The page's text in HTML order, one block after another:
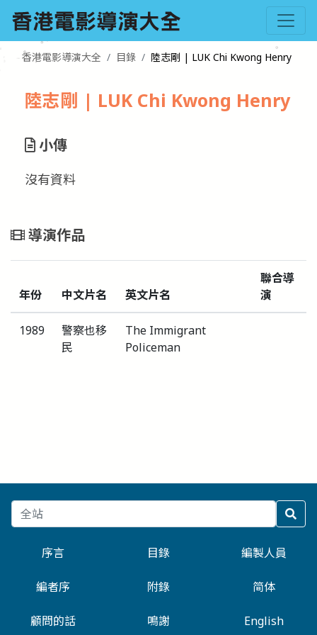
香港電影導演大全 目錄 陸志剛 | LUK Chi Kwong Henry
陸志剛 | LUK Chi Kwong Henry
小傳
沒有資料
導演作品
年份 中文片名 英文片名
聯合導
演
1989
警察也移
民
The Immigrant
Policeman
序言 目錄 編製人員
編者序 附錄 简体
顧問的話 鳴謝 English